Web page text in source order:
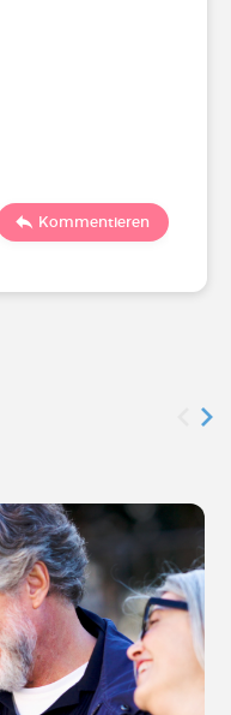
Kommentieren